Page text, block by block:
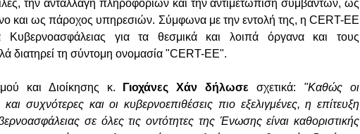
την ανταλλαγή πληροφοριών και την αντιμετώπιση συμβάντων, ως
και ως πάροχος υπηρεσιών. Σύμφωνα με την εντολή της, η CERT-ΕΕ
Κυβερνοασφάλειας για τα θεσμικά και λοιπά όργανα και τους
διατηρεί τη σύντομη ονομασία "CERT-ΕΕ".
και Διοίκησης κ. Γιοχάνες Χάν δήλωσε σχετικά: "Καθώς οι
συχνότερες και οι κυβερνοεπιθέσεις πιο εξελιγμένες, η επίτευξη
σε όλες τις οντότητες της Ένωσης είναι καθοριστικής